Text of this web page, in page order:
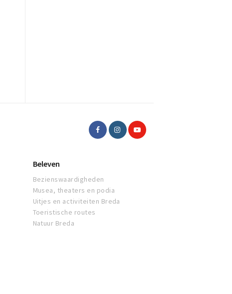
Beleven
Bezienswaardigheden
Musea, theaters en podia
Uitjes en activiteiten Breda
Toeristische routes
Natuur Breda